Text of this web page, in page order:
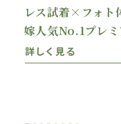
レス試着×フォ
嫁人気No.1プレ
詳しく見る